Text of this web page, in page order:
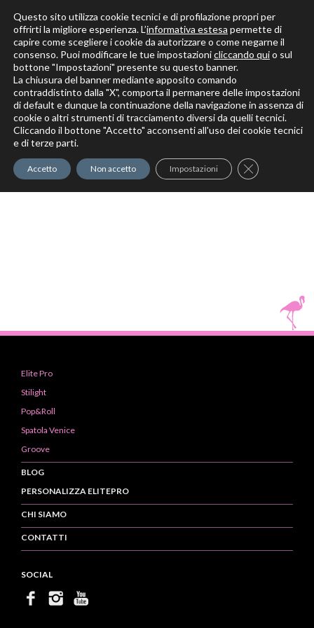
Solo per veri decoratori
Elite Pro
Elite Pro
Stilight
Pop&Roll
Spatola Venice
Groove
BLOG
PERSONALIZZA ELITEPRO
CHI SIAMO
CONTATTI
SOCIAL
Questo sito utilizza cookie tecnici e di profilazione propri per
offrirti la migliore esperienza. L’informativa estesa permette di
capire come scegliere i cookie da autorizzare o come negarne il
consenso. Puoi modificare le tue impostazionicliccando quio sul
bottone "Impostazioni" presente su questo banner.
La chiusura del banner mediante apposito comando
contraddistinto dalla "X", comporta il permanere delle impostazioni
di default e dunque la continuazione della navigazione in assenza di
cookie o altri strumenti di tracciamento diversi da quelli tecnici.
Cliccando il bottone "Accetto" acconsenti all'uso dei cookie tecnici
e di terze parti.
Accetto Non accetto Impostazioni Close GDPR